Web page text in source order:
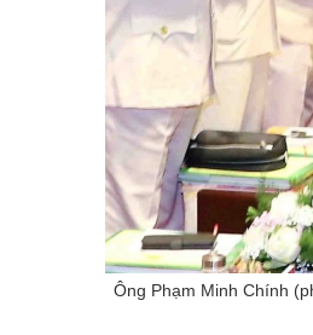
Ông Phạm Minh Chính